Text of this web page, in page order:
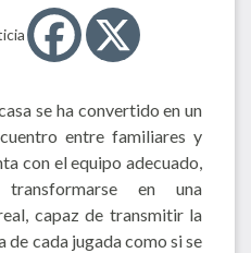
se ha convertido en un
entre familiares y
con el equipo adecuado,
en una
capaz de transmitir la
de cada jugada como si se